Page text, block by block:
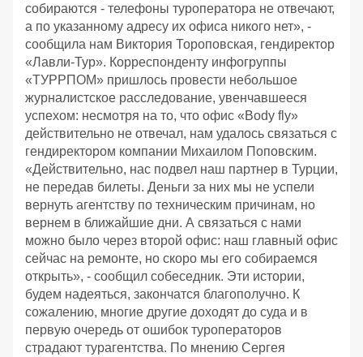
собираются - телефоны туроператора не отвечают,
а по указанному адресу их офиса никого нет», -
сообщила нам Виктория Тороповская, гендиректор
«Лавли-Тур». Корреспонденту инфогруппы
«ТУРРПОМ» пришлось провести небольшое
журналистское расследование, увенчавшееся
успехом: несмотря на то, что офис «Body fly»
действительно не отвечал, нам удалось связаться с
гендиректором компании Михаилом Поповским.
«Действительно, нас подвел наш партнер в Турции,
не передав билеты. Деньги за них мы не успели
вернуть агентству по техническим причинам, но
вернем в ближайшие дни. А связаться с нами
можно было через второй офис: наш главный офис
сейчас на ремонте, но скоро мы его собираемся
открыть», - сообщил собеседник. Эти истории,
будем надеяться, закончатся благополучно. К
сожалению, многие другие доходят до суда и в
первую очередь от ошибок туроператоров
страдают турагентства. По мнению Сергея